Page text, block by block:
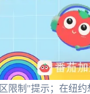
限制"提示；在纽约